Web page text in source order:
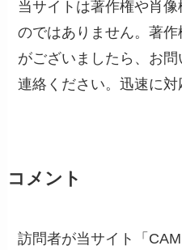
当サイトは著作権や肖
のではありません。著
がございましたら、お
連絡ください。迅速に対
コメント
訪問者が当サイト「